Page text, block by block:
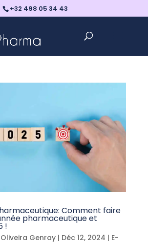
+32 498 05 34 43
Comment faire
pharmaceutique et
!
Genray| Déc 12, 2024 | E-